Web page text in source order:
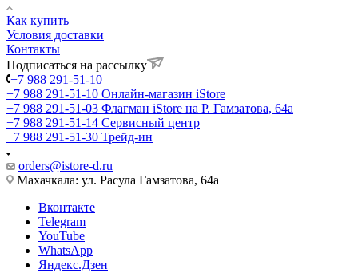
Как купить
Условия доставки
Контакты
Подписаться на рассылку
+7 988 291-51-10
+7 988 291-51-10 Онлайн-магазин iStore
+7 988 291-51-03 Флагман iStore на Р. Гамзатова, 64а
+7 988 291-51-14 Сервисный центр
+7 988 291-51-30 Трейд-ин
orders@istore-d.ru
Махачкала: ул. Расула Гамзатова, 64а
Вконтакте
Telegram
YouTube
WhatsApp
Яндекс.Дзен